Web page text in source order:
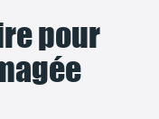
pour